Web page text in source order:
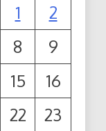
1
2
8
9
15
16
22
23